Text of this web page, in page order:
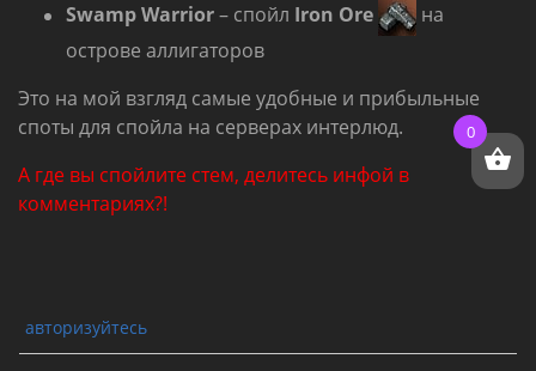
Swamp Warrior– спойл Iron Ore
на
острове аллигаторов
Это на мой взгляд самые удобные и прибыльные
споты для спойла на серверах интерлюд.
А где вы спойлите стем, делитесь инфой в
комментариях?!
авторизуйтесь
0